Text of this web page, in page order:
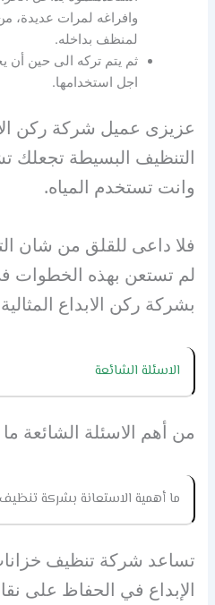
وافراغه لمرات عديدة،
لمنظف بداخله.
ثم يتم تركه الى حين أن
اجل استخدامها.
عزيزى عميل شركة ركن
التنظيف البسيطة تجعلك
وانت تستخدم المياه.
فلا داعى للقلق من شان
لم تستعن بهذه الخطوات
بشركة ركن الابداع
الاسئلة الشائعة
من أهم الاسئلة الشائعة
ما أهمية الاستعانة بشركة تنظيف
تساعد شركة تنظيف
الإبداع في الحفاظ على